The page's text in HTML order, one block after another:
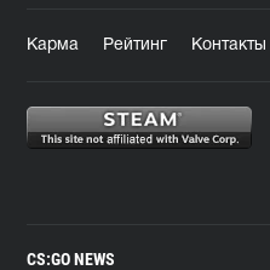
Карма Рейтинг Контакты
CS:GO NEWS